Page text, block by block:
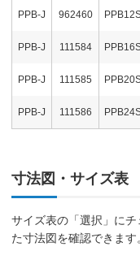
PPB-J 962460
PPB-J 111584
PPB-J 111585
PPB-J 111586
寸法図・サイズ表
サイズ表の「選択」に
た寸法図を確認できます